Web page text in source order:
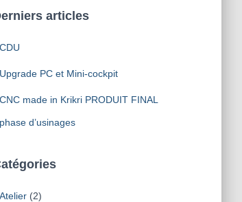
articles
CDU
Upgrade PC et Mini-cockpit
CNC made in Krikri PRODUIT FINAL
phase d’usinages
Atelier(2)